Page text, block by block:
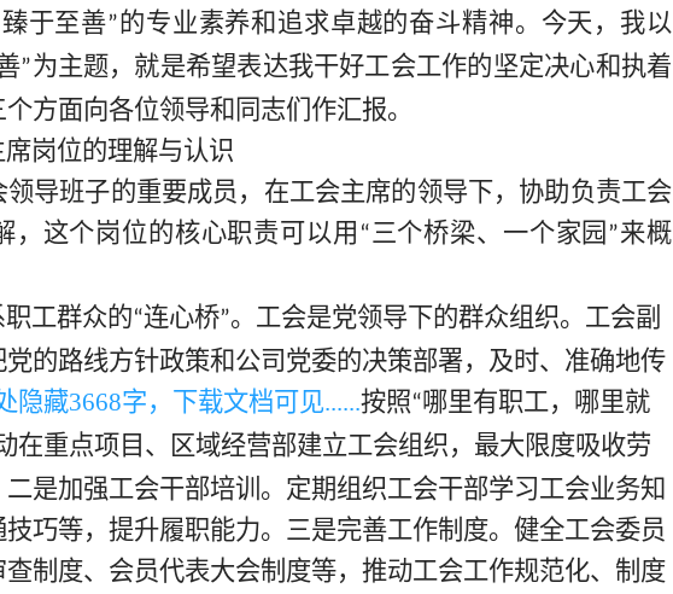
于至善”的专业素养和追求卓越的奋斗精神。今天，我以
”为主题，就是希望表达我干好工会工作的坚定决心和执着
方面向各位领导和同志们作汇报。
岗位的理解与认识
导班子的重要成员，在工会主席的领导下，协助负责工会
，这个岗位的核心职责可以用 “三个桥梁、一个家园 ”来概
工群众的“连心桥”。工会是党领导下的群众组织。工会副
的路线方针政策和公司党委的决策部署，及时、准确地传
隐藏3668字，下载文档可见......按照“哪里有职工，哪里就
在重点项目、区域经营部建立工会组织，最大限度吸收劳
是加强工会干部培训。定期组织工会干部学习工会业务知
巧等，提升履职能力。三是完善工作制度。健全工会委员
制度、会员代表大会制度等，推动工会工作规范化、制度